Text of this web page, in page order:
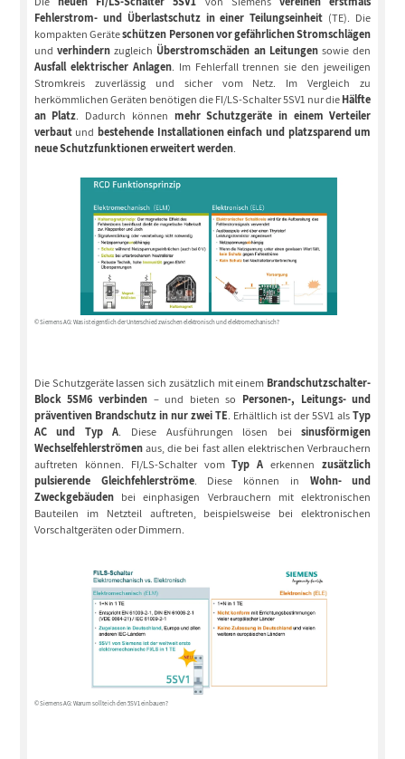
Fehlerstrom- und Überlastschutz in einer Teilungseinheit (TE). Die
kompakten Geräteschützen Personen vor gefährlichen Stromschlägen
und verhindern zugleich Überstromschäden an Leitungensowie den
Ausfall elektrischer Anlagen. Im Fehlerfall trennen sie den jeweiligen
Stromkreis zuverlässig und sicher vom Netz. Im Vergleich zu
herkömmlichen Geräten benötigen die FI/LS-Schalter 5SV1 nur dieHälfte
an Platz. Dadurch können mehr Schutzgeräte in einem Verteiler
verbautundbestehende Installationen einfach und platzsparend um
neue Schutzfunktionen erweitert werden.
© Siemens AG: Was ist eigentlich der Unterschied zwischen elektronisch und elektromechanisch?
Die Schutzgeräte lassen sich zusätzlich mit einem Brandschutzschalter-
Block 5SM6 verbinden – und bieten so Personen-, Leitungs- und
präventiven Brandschutz in nur zwei TE. Erhältlich ist der 5SV1 alsTyp
AC und Typ A. Diese Ausführungen lösen beisinusförmigen
Wechselfehlerströmenaus, die bei fast allen elektrischen Verbrauchern
auftreten können. FI/LS-Schalter vomTyp A erkennenzusätzlich
pulsierende Gleichfehlerströme. Diese können in Wohn- und
Zweckgebäudenbei einphasigen Verbrauchern mit elektronischen
Bauteilen im Netzteil auftreten, beispielsweise bei elektronischen
Vorschaltgeräten oder Dimmern.
© Siemens AG: Warum sollte ich den 5SV1 einbauen?